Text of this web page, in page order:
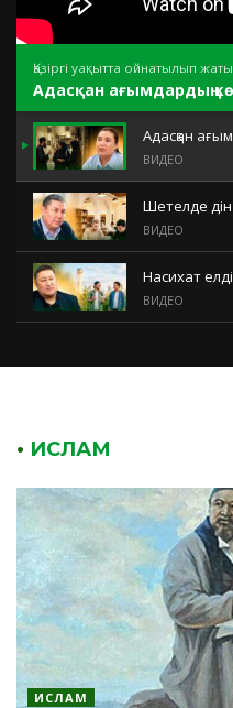
Қазіргі уақытта ойнатылып
Адасқан ағымдардың
Адасқан
ВИДЕО
Шетелде дін
ВИДЕО
Насихат
ВИДЕО
ВИДЕО
• ИСЛАМ
ИСЛАМ